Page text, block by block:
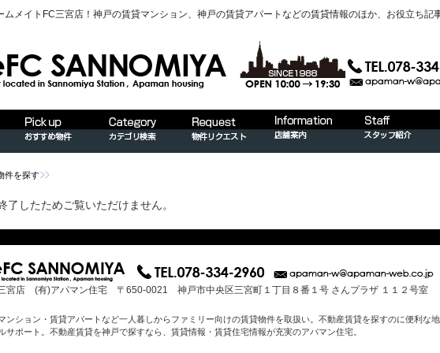
メイトFC三宮店！神戸の賃貸マンション、神戸の賃貸アパートなどの賃貸情報のほか、お役立ち記
件を探す
したためご覧いただけません。
宮店 (有)アパマン住宅 〒650-0021 神戸市中央区三宮町１丁目８番１号 さんプラザ １１２号室
ション・賃貸アパートなど一人暮しからファミリー向けの賃貸物件を取扱い。不動産賃貸を探すのに便利な
ポート。不動産賃貸を神戸で探すなら、賃貸情報・賃貸住宅情報が充実のアパマン住宅。